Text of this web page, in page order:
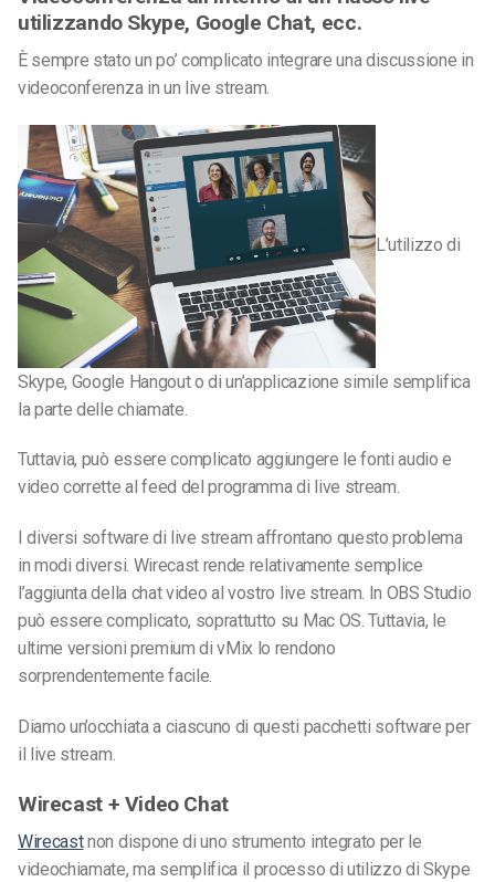
utilizzando Skype, Google Chat, ecc.
È sempre stato un po’ complicato integrare una discussione in
videoconferenza in un live stream.
L’utilizzo di
Skype, Google Hangout o di un’applicazione simile semplifica
la parte delle chiamate.
Tuttavia, può essere complicato aggiungere le fonti audio e
video corrette al feed del programma di live stream.
I diversi software di live stream affrontano questo problema
in modi diversi. Wirecast rende relativamente semplice
l’aggiunta della chat video al vostro live stream. In OBS Studio
può essere complicato, soprattutto su Mac OS. Tuttavia, le
ultime versioni premium di vMix lo rendono
sorprendentemente facile.
Diamo un’occhiata a ciascuno di questi pacchetti software per
il live stream.
Wirecast + Video Chat
Wirecastnon dispone di uno strumento integrato per le
videochiamate, ma semplifica il processo di utilizzo di Skype